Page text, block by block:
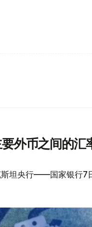
外币之间的汇
斯坦央行——国家银行7